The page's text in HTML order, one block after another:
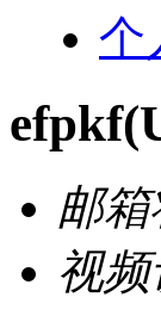
个
efpkf
邮
视